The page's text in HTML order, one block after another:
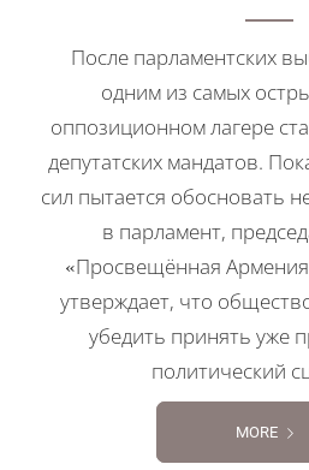
После парламентских
одним из самых
оппозиционном лагере
депутатских мандатов.
сил пытается обосновать
в парламент,
«Просвещённая
утверждает, что
убедить принять уже
политический
MORE